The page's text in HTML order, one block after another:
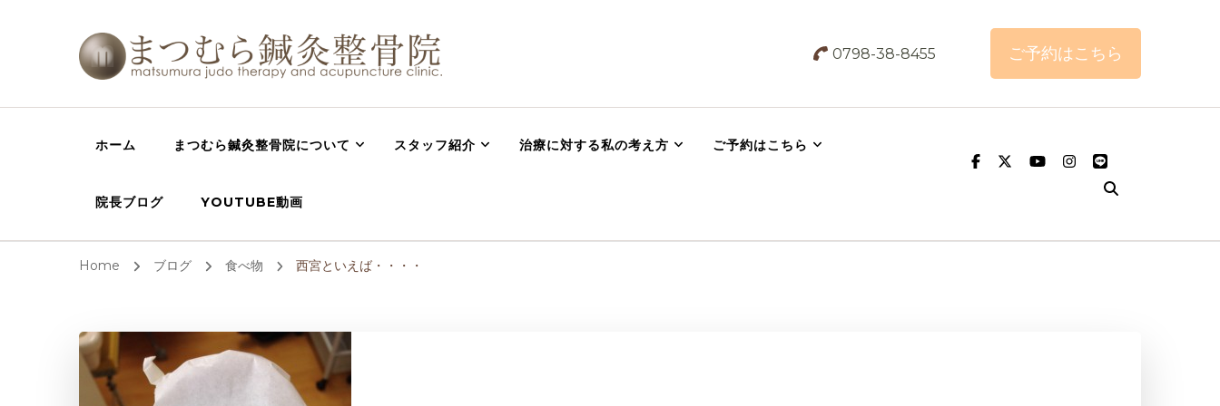
西宮の整体 鍼灸 腰痛 坐骨神経痛 肩こりはまつむら鍼灸整骨
院
0798-38-8455 ご予約はこちら
ホーム まつむら鍼灸整骨院について スタッフ紹介 治療に対する私の考え方 ご予約はこちら
院長ブログ YOUTUBE動画
Home ブログ 食べ物 西宮といえば・・・・